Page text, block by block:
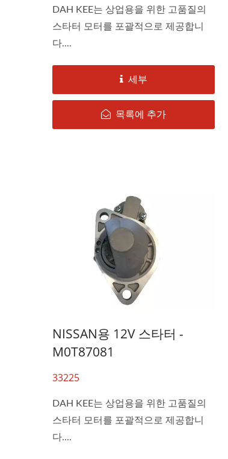
DAH KEE는 상업용을 위한 고품질의
스타터 모터를 포괄적으로 제공합니
다....
세부
목록에 추가
NISSAN용 12V 스타터 -
M0T87081
33225
DAH KEE는 상업용을 위한 고품질의
스타터 모터를 포괄적으로 제공합니
다....